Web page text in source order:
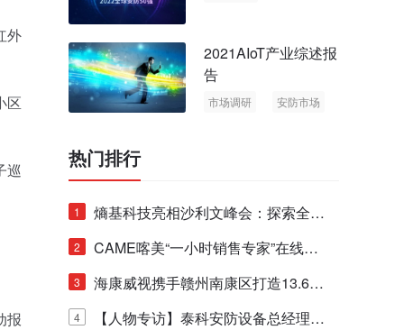
外
区
巡
报
2021AIoT产业综述报
告
市场调研
安防市场
热门排行
1
熵基科技亮相沙利文峰会：探索全栈
脑机技术商业化生态新路径
2
CAME喀美“一小时销售专家”在线赋
能培训正式启动！
3
海康威视携手赣州南康区打造13.6公
里绿波网
4
【人物专访】泰科安防设备总经理张